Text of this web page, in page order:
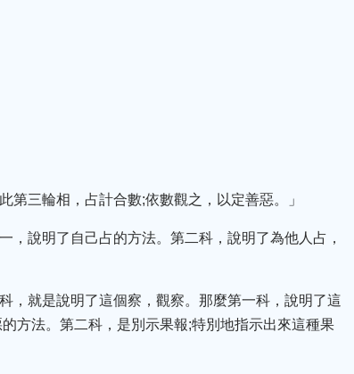
第三輪相，占計合數;依數觀之，以定善惡。」
說明了自己占的方法。第二科，說明了為他人占，
，就是說明了這個察，觀察。那麼第一科，說明了這
方法。第二科，是別示果報;特別地指示出來這種果